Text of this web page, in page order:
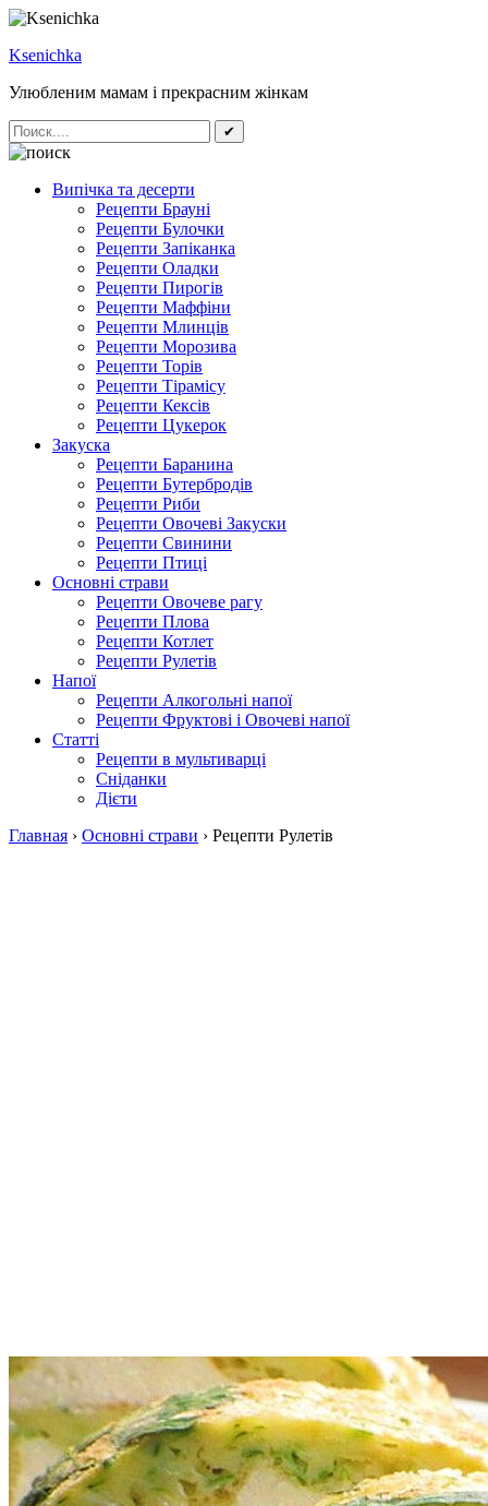
Ksenichka
Улюбленим мамам і прекрасним жінкам
✔
Випічка та десерти
Рецепти Брауні
Рецепти Булочки
Рецепти Запіканка
Рецепти Оладки
Рецепти Пирогів
Рецепти Маффіни
Рецепти Млинців
Рецепти Морозива
Рецепти Торів
Рецепти Тірамісу
Рецепти Кексів
Рецепти Цукерок
Закуска
Рецепти Баранина
Рецепти Бутербродів
Рецепти Риби
Рецепти Овочеві Закуски
Рецепти Свинини
Рецепти Птиці
Основні страви
Рецепти Овочеве рагу
Рецепти Плова
Рецепти Котлет
Рецепти Рулетів
Напої
Рецепти Алкогольні напої
Рецепти Фруктові і Овочеві напої
Статті
Рецепти в мультиварці
Сніданки
Дієти
Главная › Основні страви › Рецепти Рулетів